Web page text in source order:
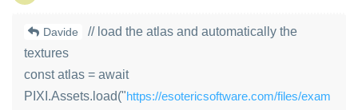
Davide
// load the atlas and automatically the
textures
const atlas = await
PIXI.Assets.load("https://esotericsoftware.com/files/exam